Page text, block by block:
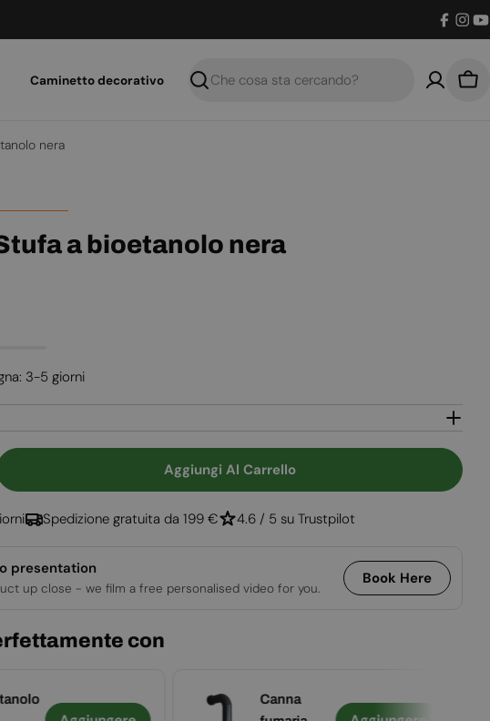
Caminetto decorativo
Ricerca
nera
modale Apri supporto 2
a bioetanolo nera
3-5 giorni
Quantità Per Boston - Stufa A Bioetanolo Nera
La Quantità Per Boston - Stufa A Bioetanolo Nera
Aggiungi Al Carrello
Spedizione gratuita da 199 € 4.6 / 5 su Trustpilot
presentation
up close - we film a free personalised video for you.
Book Here
con
Canna